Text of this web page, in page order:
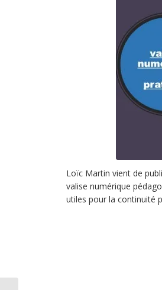
Loïc Martin vient de
valise numérique
utiles pour la continuité